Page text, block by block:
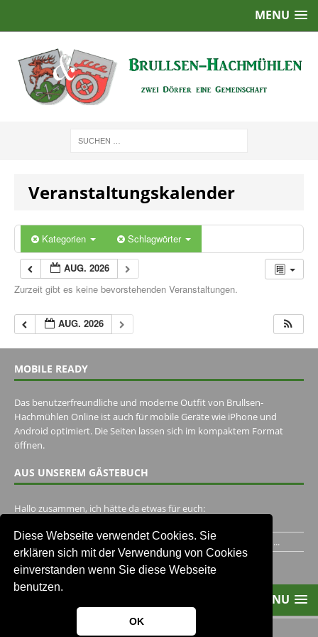
Diese Webseite verwendet Cookies. Sie
erklären sich mit der Verwendung von Cookies
einverstanden wenn Sie diese Webseite
benutzen.
OK
MENU
Veranstaltungskalender
Kategorien Schlagwörter
AUG. 2026
Zurzeit gibt es keine bevorstehenden Veranstaltungen.
AUG. 2026
MOBILE READY
Das benutzerfreundliche und moderne Outfit von Brullsen-
Hachmühlen Online ist auch für mobile Geräte wie iPhone und
Android optimiert. Die Seiten lassen sich im kompaktem Format
öffnen.
AUS UNSEREM GÄSTEBUCH
Hallo zusammen, ich hätte da etwas für euch:
Ich habe ein Jahr im Gasthaus Hugo Pape verbracht..Habe ihn...
Unser Gästebuch besuchen
MENU